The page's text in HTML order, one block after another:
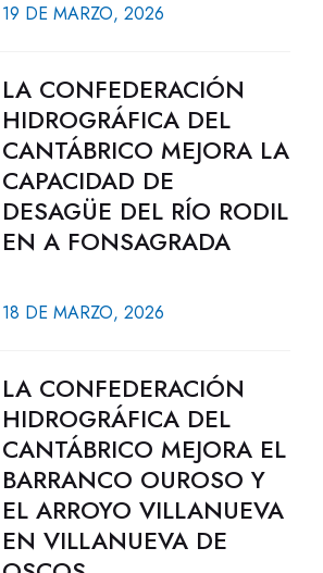
19 DE MARZO, 2026
LA CONFEDERACIÓN
HIDROGRÁFICA DEL
CANTÁBRICO MEJORA LA
CAPACIDAD DE
DESAGÜE DEL RÍO RODIL
EN A FONSAGRADA
18 DE MARZO, 2026
LA CONFEDERACIÓN
HIDROGRÁFICA DEL
CANTÁBRICO MEJORA EL
BARRANCO OUROSO Y
EL ARROYO VILLANUEVA
EN VILLANUEVA DE